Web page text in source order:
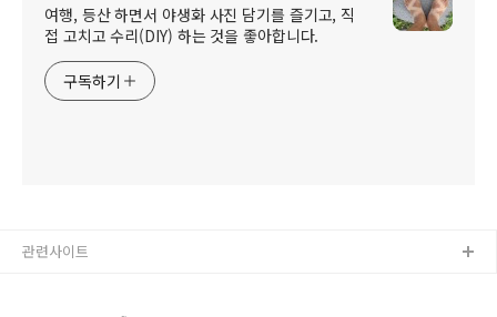
여행, 등산 하면서 야생화 사진 담기를 즐기고, 직
접 고치고 수리(DIY) 하는 것을 좋아합니다.
구독하기
관련사이트